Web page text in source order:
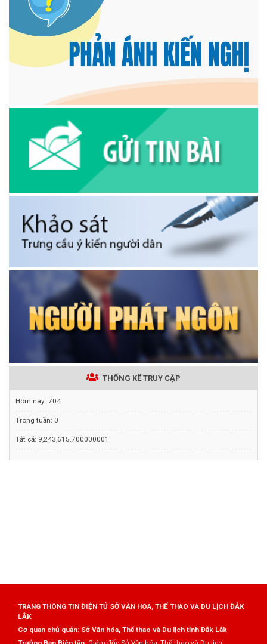
THỐNG KÊ TRUY CẬP
Hôm nay: 704
Trong tuần: 0
Tất cả: 9,243,615.700000001
TRANG THÔNG TIN ĐIỆN TỬ SỞ VĂN HÓA, THỂ THAO VÀ DU LỊCH ĐẮK
LẮK
Cơ quan chủ quản: Sở Văn hóa, Thể thao và Du lịch tỉnh Đắk Lắk